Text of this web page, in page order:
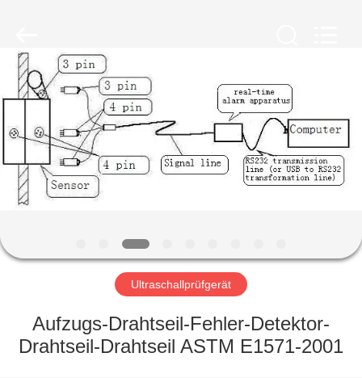
HAUS
PRODUKTE
ÜBER
UNS
FABRIK-
QUALITÄTSKONTROLLE
Ultraschallprüfgerät
Aufzugs-Drahtseil-Fehler-Detektor-
Drahtseil-Drahtseil ASTM E1571-2001